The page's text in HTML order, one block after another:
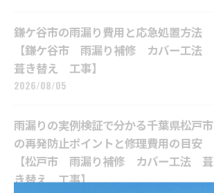
鎌ケ谷市の雨漏り費用と応急処置方法
【鎌ケ谷市 雨漏り補修 カバー工法
葺き替え 工事】
2026/08/05
雨漏りの実例検証で分かる千葉県松戸市
の再発防止ポイントと修理費用の目安
【松戸市 雨漏り補修 カバー工法 葺
き替え 工事】